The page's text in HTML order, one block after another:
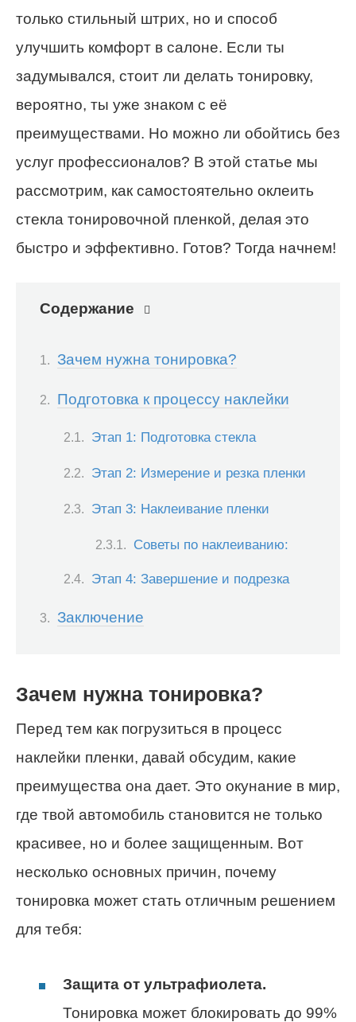
только стильный штрих, но и способ
улучшить комфорт в салоне. Если ты
задумывался, стоит ли делать тонировку,
вероятно, ты уже знаком с её
преимуществами. Но можно ли обойтись без
услуг профессионалов? В этой статье мы
рассмотрим, как самостоятельно оклеить
стекла тонировочной пленкой, делая это
быстро и эффективно. Готов? Тогда начнем!
Содержание
Зачем нужна тонировка?
Подготовка к процессу наклейки
Этап 1: Подготовка стекла
Этап 2: Измерение и резка пленки
Этап 3: Наклеивание пленки
Советы по наклеиванию:
Этап 4: Завершение и подрезка
Заключение
Зачем нужна тонировка?
Перед тем как погрузиться в процесс
наклейки пленки, давай обсудим, какие
преимущества она дает. Это окунание в мир,
где твой автомобиль становится не только
красивее, но и более защищенным. Вот
несколько основных причин, почему
тонировка может стать отличным решением
для тебя:
Защита от ультрафиолета.
Тонировка может блокировать до 99%